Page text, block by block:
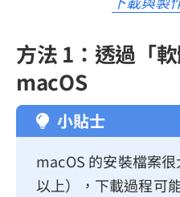
方法 1：透過「
macOS
小貼士
macOS 的安裝檔案
以上），下載過程可